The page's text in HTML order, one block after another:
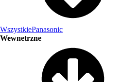
WszystkiePanasonic
Wewnetrzne